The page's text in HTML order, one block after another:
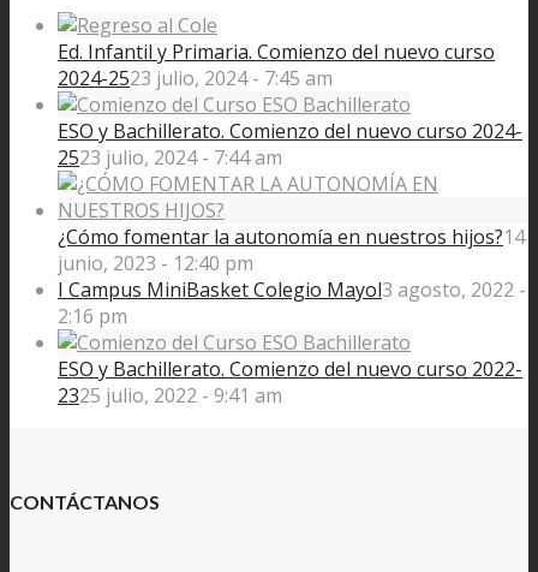
Ed. Infantil y Primaria. Comienzo del nuevo curso
2024-2523 julio, 2024 - 7:45 am
ESO y Bachillerato. Comienzo del nuevo curso 2024-
2523 julio, 2024 - 7:44 am
¿Cómo fomentar la autonomía en nuestros hijos?14
junio, 2023 - 12:40 pm
I Campus MiniBasket Colegio Mayol3 agosto, 2022 -
2:16 pm
ESO y Bachillerato. Comienzo del nuevo curso 2022-
2325 julio, 2022 - 9:41 am
CONTÁCTANOS